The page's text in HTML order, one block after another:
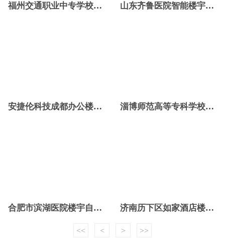
福州交通职业中专学校楼宇自控项目 山东齐鲁医院智能楼宇自控系统项目
安捷伦科技成都办公楼楼宇自控项目 淄博师范高等专科学校楼宇控制系统项目
合肥市滨湖医院楼宇自控系统项目 济南历下区如家酒店楼宇自控项目
<< < > >>